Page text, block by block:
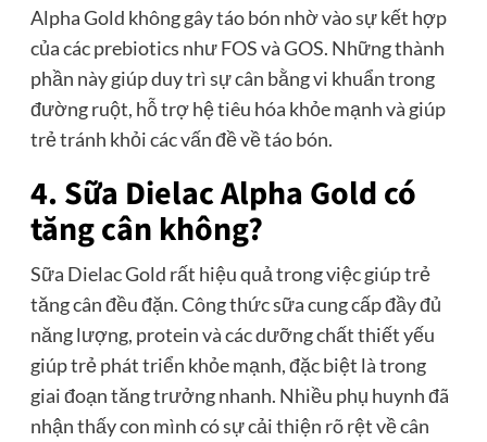
Alpha Gold không gây táo bón nhờ vào sự kết hợp
của các prebiotics như FOS và GOS. Những thành
phần này giúp duy trì sự cân bằng vi khuẩn trong
đường ruột, hỗ trợ hệ tiêu hóa khỏe mạnh và giúp
trẻ tránh khỏi các vấn đề về táo bón.
4. Sữa Dielac Alpha Gold có
tăng cân không?
Sữa Dielac Gold rất hiệu quả trong việc giúp trẻ
tăng cân đều đặn. Công thức sữa cung cấp đầy đủ
năng lượng, protein và các dưỡng chất thiết yếu
giúp trẻ phát triển khỏe mạnh, đặc biệt là trong
giai đoạn tăng trưởng nhanh. Nhiều phụ huynh đã
nhận thấy con mình có sự cải thiện rõ rệt về cân